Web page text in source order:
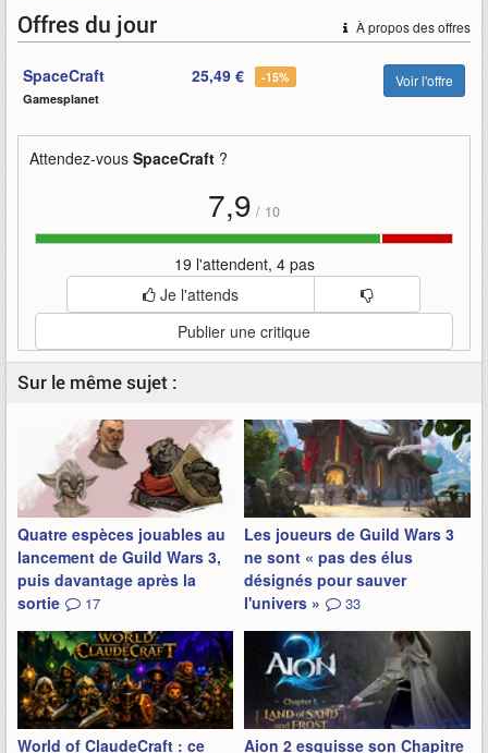
À propos des offres
Offres du jour
SpaceCraft
Gamesplanet
25,49 € -15% Voir l'offre
Attendez-vous SpaceCraft ?
7,9 / 10
19 l'attendent, 4 pas
Je l'attends
Publier une critique
Sur le même sujet :
Quatre espèces jouables au
lancement de Guild Wars 3,
puis davantage après la
sortie
17
Les joueurs de Guild Wars 3
ne sont « pas des élus
désignés pour sauver
l'univers »
33
World of ClaudeCraft : ce
Aion 2 esquisse son Chapitre